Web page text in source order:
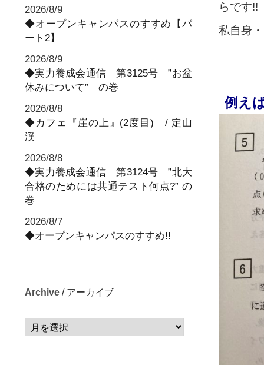
2026/8/9
◆オープンキャンパスのすすめ【パ
ート2】
2026/8/9
◆実力養成会通信 第3125号 ”お盆
休みについて” の巻
2026/8/8
◆カフェ『崖の上』(2度目) / 定山
渓
2026/8/8
◆実力養成会通信 第3124号 ”北大
合格のためには共通テスト何点?” の
巻
2026/8/7
◆オープンキャンパスのすすめ!!
Archive / アーカイブ
らです!!
私自身
例え